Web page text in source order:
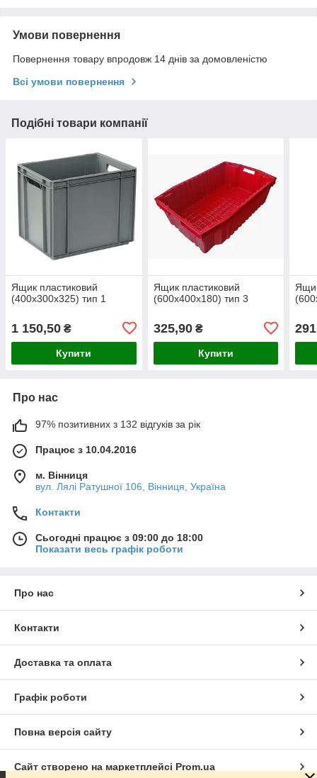
Умови повернення
Повернення товару впродовж 14 днів за домовленістю
Всі умови повернення
Подібні товари компанії
Ящик пластиковий
(400х300х325) тип 1
1 150,50 ₴
Купити
Ящик пластиковий
(600х400х180) тип 3
325,90₴
Купити
Про нас
97% позитивних з 132 відгуків за рік
Працює з 10.04.2016
м. Вінниця
вул. Лялі Ратушної 106, Вінниця, Україна
Контакти
Сьогодні працює з 09:00 до 18:00
Показати весь графік роботи
Про нас
Контакти
Доставка та оплата
Графік роботи
Повна версія сайту
Сайт створено на маркетплейсі Prom.ua